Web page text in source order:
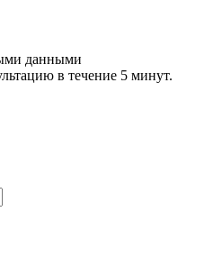
данными
в течение 5 минут.